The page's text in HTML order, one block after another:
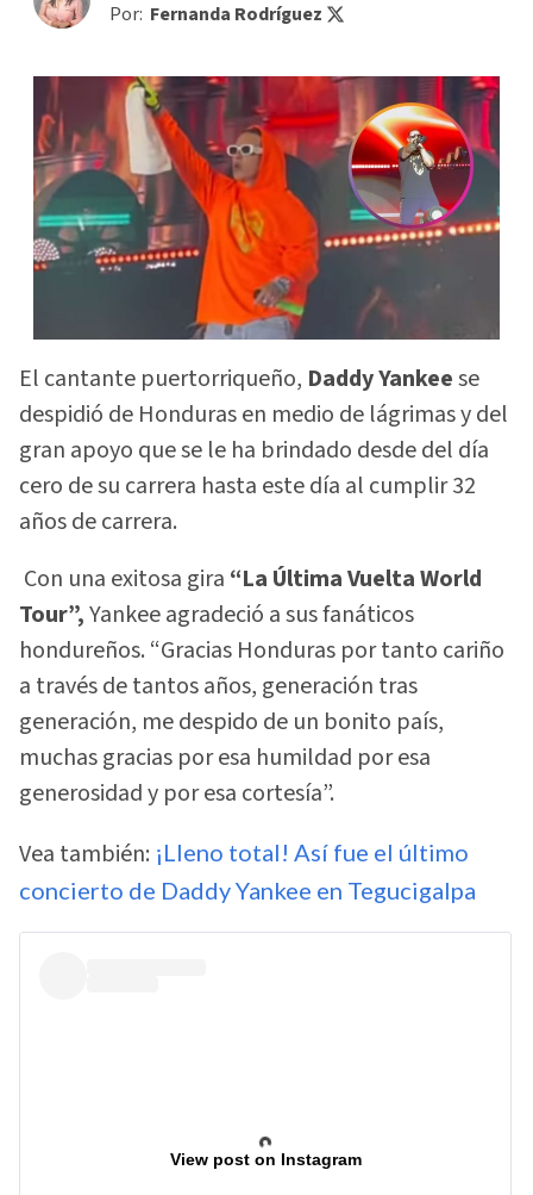
Por: Fernanda Rodríguez
El cantante puertorriqueño, Daddy Yankeese
despidió de Honduras en medio de lágrimas y del
gran apoyo que se le ha brindado desde del día
cero de su carrera hasta este día al cumplir 32
años de carrera.
Con una exitosa gira “La Última Vuelta World
Tour”,Yankee agradeció a sus fanáticos
hondureños. “Gracias Honduras por tanto cariño
a través de tantos años, generación tras
generación, me despido de un bonito país,
muchas gracias por esa humildad por esa
generosidad y por esa cortesía”.
Vea también: ¡Lleno total! Así fue el último
concierto de Daddy Yankee en Tegucigalpa
View post on Instagram